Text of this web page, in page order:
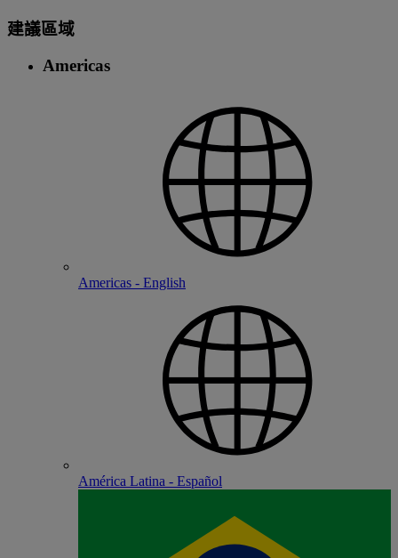
建議區域
Americas
Americas - English
América Latina - Español